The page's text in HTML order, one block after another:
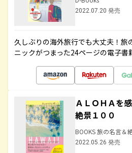
2022.07.20 発売
久しぶりの海外旅行でも大丈夫！旅
ニックがつまった24ページの電子書
ＡＬＯＨＡを
絶景１００
BOOKS 旅の名言＆
2022.05.26 発売